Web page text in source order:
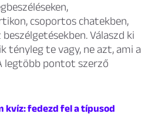
csoportos chatekben,
Válaszd ki
tényleg te vagy, ne azt, ami a
legtöbb pontot szerző
kvíz: fedezd fel a típusod